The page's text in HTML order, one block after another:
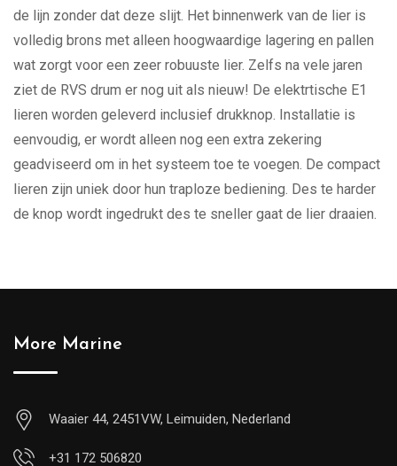
de lijn zonder dat deze slijt. Het binnenwerk van de lier is
volledig brons met alleen hoogwaardige lagering en pallen
wat zorgt voor een zeer robuuste lier. Zelfs na vele jaren
ziet de RVS drum er nog uit als nieuw! De elektrtische E1
lieren worden geleverd inclusief drukknop. Installatie is
eenvoudig, er wordt alleen nog een extra zekering
geadviseerd om in het systeem toe te voegen. De compact
lieren zijn uniek door hun traploze bediening. Des te harder
de knop wordt ingedrukt des te sneller gaat de lier draaien.
More Marine
Waaier 44, 2451VW, Leimuiden, Nederland
+31 172 506820